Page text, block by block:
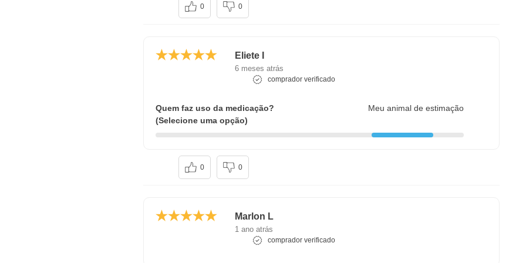
0 0
Eliete I
6 meses atrás
comprador verificado
Quem faz uso da medicação?
(Selecione uma opção)
Meu animal de estimação
0 0
Marlon L
1 ano atrás
comprador verificado